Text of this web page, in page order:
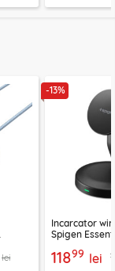
lei
-13%
Incarcator
Spigen
11899 lei